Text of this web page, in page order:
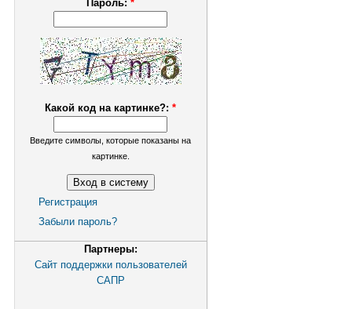
Пароль:*
Какой код на картинке?:*
Введите символы, которые показаны на
картинке.
Регистрация
Забыли пароль?
Партнеры:
Сайт поддержки пользователей
САПР